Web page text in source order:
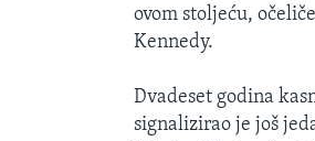
ovom stoljeću,
Kennedy.
Dvadeset godina
signalizirao je još